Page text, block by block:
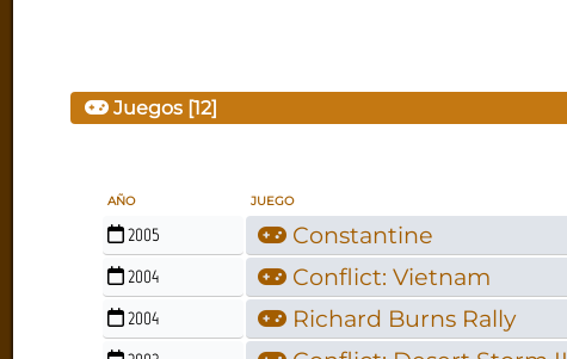
Juegos [12]
AÑO JUEGO
2005 Constantine
2004 Conflict: Vietnam
2004 Richard Burns Rally